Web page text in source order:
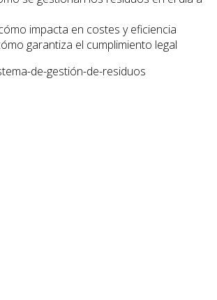
impacta en costes y eficiencia
garantiza el cumplimiento legal